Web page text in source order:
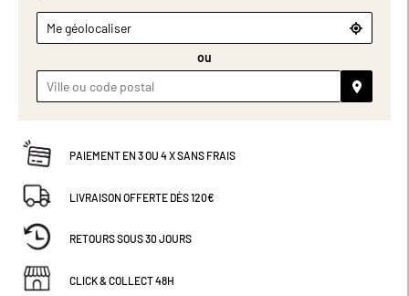
Me géolocaliser
ou
PAIEMENT EN 3 OU 4 X SANS FRAIS
LIVRAISON OFFERTE DÈS 120€
RETOURS SOUS 30 JOURS
CLICK & COLLECT 48H